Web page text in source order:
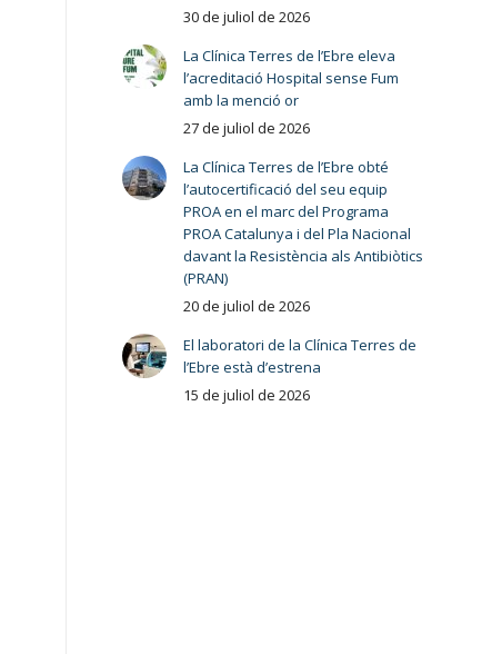
30 de juliol de 2026
La Clínica Terres de l’Ebre eleva
l’acreditació Hospital sense Fum
amb la menció or
27 de juliol de 2026
La Clínica Terres de l’Ebre obté
l’autocertificació del seu equip
PROA en el marc del Programa
PROA Catalunya i del Pla Nacional
davant la Resistència als Antibiòtics
(PRAN)
20 de juliol de 2026
El laboratori de la Clínica Terres de
l’Ebre està d’estrena
15 de juliol de 2026